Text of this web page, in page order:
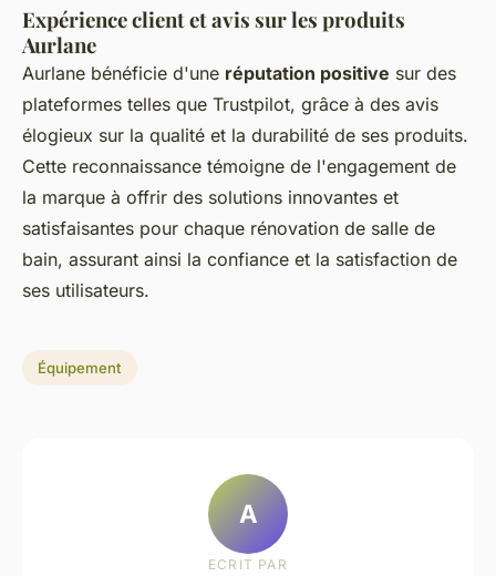
Expérience client et avis sur les produits
Aurlane
Aurlane bénéficie d'une réputation positive sur des
plateformes telles que Trustpilot, grâce à des avis
élogieux sur la qualité et la durabilité de ses produits.
Cette reconnaissance témoigne de l'engagement de
la marque à offrir des solutions innovantes et
satisfaisantes pour chaque rénovation de salle de
bain, assurant ainsi la confiance et la satisfaction de
ses utilisateurs.
Équipement
A
ECRIT PAR